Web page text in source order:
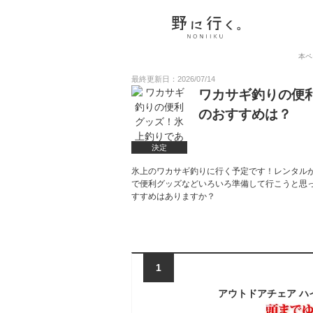
本
最終更新日：2026/07/14
決定
ワカサギ釣りの便
のおすすめは？
氷上のワカサギ釣りに行く予定です！レンタ
で便利グッズなどいろいろ準備して行こうと
すすめはありますか？
1